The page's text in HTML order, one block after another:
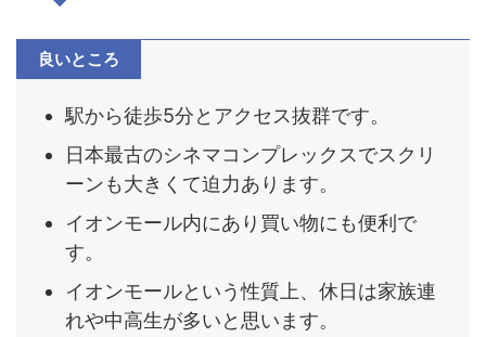
良いところ
駅から徒歩5分とアクセス抜群です。
日本最古のシネマコンプレックスでスクリ
ーンも大きくて迫力あります。
イオンモール内にあり買い物にも便利で
す。
イオンモールという性質上、休日は家族連
れや中高生が多いと思います。